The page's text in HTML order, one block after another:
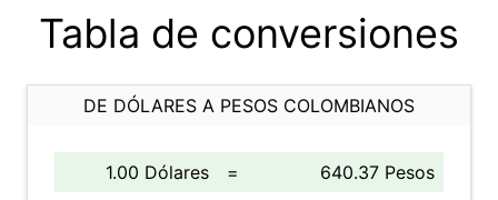
Tabla de conversiones
DE DÓLARES A PESOS COLOMBIANOS
1.00 Dólares =
640.37 Pesos